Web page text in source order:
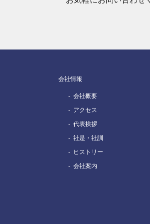
会社情報
会社概要
アクセス
代表挨拶
社是・社訓
ヒストリー
会社案内